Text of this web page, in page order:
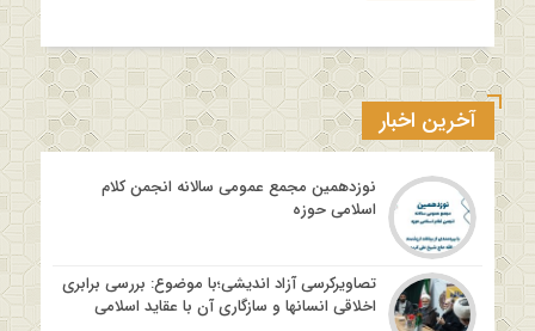
آخرین اخبار
نوزدهمین مجمع عمومی سالانه انجمن کلام
اسلامی حوزه
تصاویرکرسی آزاد اندیشی؛با موضوع: بررسی برابری
اخلاقی انسانها و سازگاری آن با عقاید اسلامی